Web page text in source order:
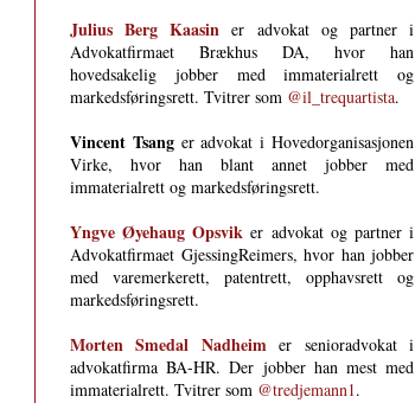
Julius Berg Kaasin er advokat og partner i
Advokatfirmaet Brækhus DA, hvor han
hovedsakelig jobber med immaterial­rett og
markedsføringsrett. Tvitrer som @il_trequartista.
Vincent Tsanger advokat i Hovedorganisasjonen
Virke, hvor han blant annet jobber med
immaterialrett og markedsføringsrett.
Yngve Øyehaug Opsvik er advokat og partner i
Advokatfirmaet GjessingReimers, hvor han jobber
med varemerkerett, patentrett, opphavsrett og
markedsføringsrett.
Morten Smedal Nad­heim er senioradvokat i
advokatfirma BA-HR. Der jobber han mest med
immaterialrett. Tvitrer som @tredjemann1.